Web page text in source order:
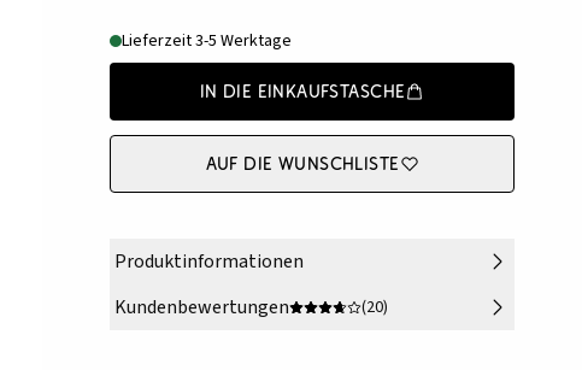
Lieferzeit 3-5 Werktage
In die Einkaufstasche
Auf die Wunschliste
Produktinformationen
Kundenbewertungen
(20)